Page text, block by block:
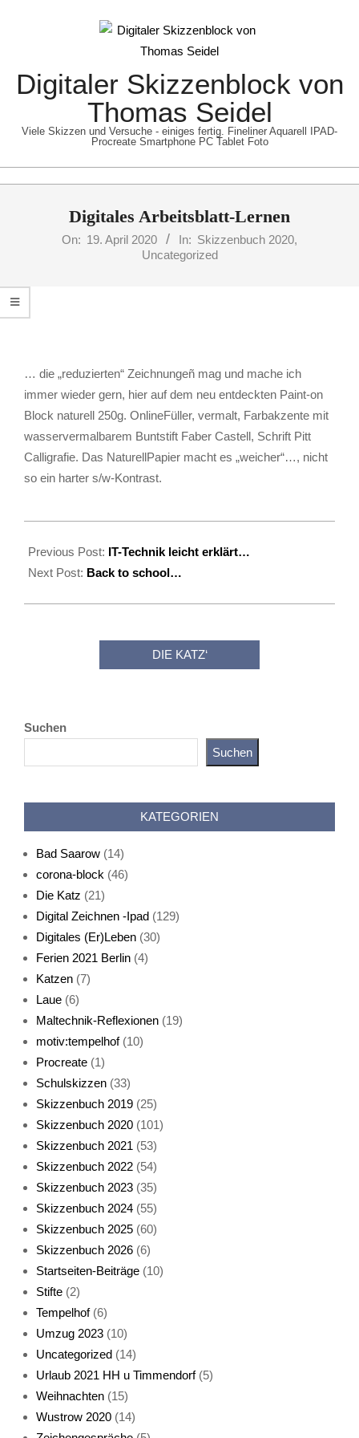
Digitaler Skizzenblock von
Thomas Seidel
Viele Skizzen und Versuche - einiges fertig. Fineliner Aquarell IPAD-
Procreate Smartphone PC Tablet Foto
Digitales Arbeitsblatt-Lernen
On: 19. April 2020 In: Skizzenbuch 2020,
Uncategorized
… die „reduzierten“ Zeichnungeñ mag und mache ich
immer wieder gern, hier auf dem neu entdeckten Paint-on
Block naturell 250g. OnlineFüller, vermalt, Farbakzente mit
wasservermalbarem Buntstift Faber Castell, Schrift Pitt
Calligrafie. Das NaturellPapier macht es „weicher“…, nicht
so ein harter s/w-Kontrast.
04-
19
Previous Post: IT-Technik leicht erklärt…
Next Post: Back to school…
DIE KATZ‘
Live-Cat
Katze sturmerprobt
Suchen
Suchen
KATEGORIEN
Bad Saarow (14)
corona-block (46)
Die Katz (21)
Digital Zeichnen -Ipad (129)
Digitales (Er)Leben (30)
Ferien 2021 Berlin (4)
Katzen (7)
Laue (6)
Maltechnik-Reflexionen (19)
motiv:tempelhof(10)
Procreate (1)
Schulskizzen (33)
Skizzenbuch 2019 (25)
Skizzenbuch 2020 (101)
Skizzenbuch 2021 (53)
Skizzenbuch 2022 (54)
Skizzenbuch 2023 (35)
Skizzenbuch 2024 (55)
Skizzenbuch 2025 (60)
Skizzenbuch 2026 (6)
Startseiten-Beiträge (10)
Stifte (2)
Tempelhof(6)
Umzug 2023 (10)
Uncategorized (14)
Urlaub 2021 HH u Timmendorf(5)
Weihnachten (15)
Wustrow 2020 (14)